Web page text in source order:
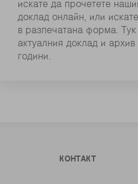
искате да прочетете
доклад онлайн, или
в разпечатана форма.
актуалния доклад и архив
години.
КОНТАКТ